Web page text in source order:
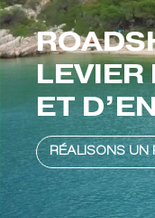
LEVIER
ET
RÉALISONS UN